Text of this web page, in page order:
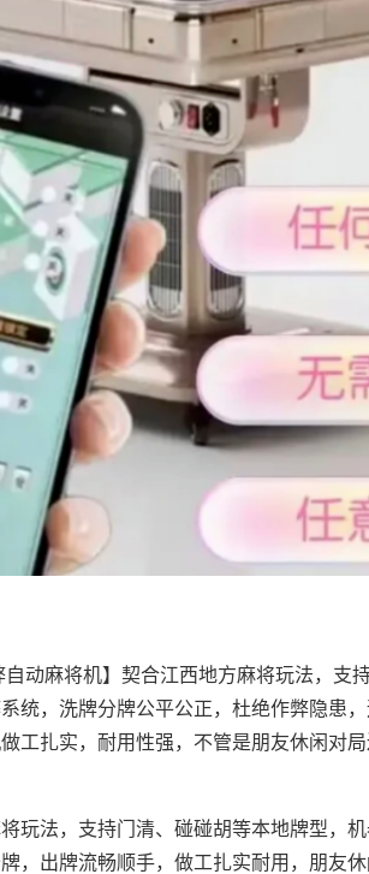
自动麻将机】契合江西地方麻将玩法，支
统，洗牌分牌公平公正，杜绝作弊隐患
工扎实，耐用性强，不管是朋友休闲对
玩法，支持门清、碰碰胡等本地牌型，
，出牌流畅顺手，做工扎实耐用，朋友